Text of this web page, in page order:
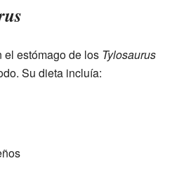
el estómago de los Tylosaurus
Su dieta incluía: